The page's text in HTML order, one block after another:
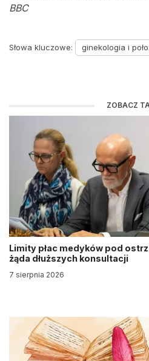
BBC
Słowa kluczowe: ginekologia i
ZOBACZ
Limity płac medyków pod
żąda dłuższych konsultacji
7 sierpnia 2026